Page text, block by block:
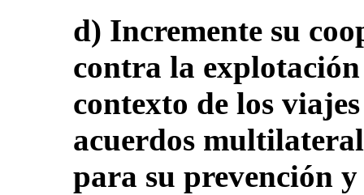
d) Incremente su
contra la
contexto de los
acuerdos
para su prevención